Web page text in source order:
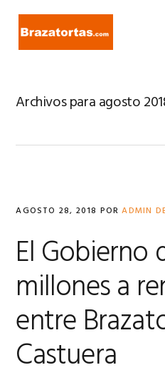
primaria
Archivos para agosto
AGOSTO 28, 2018 PORADMIN
El Gobierno
millones a
entre
Castuera